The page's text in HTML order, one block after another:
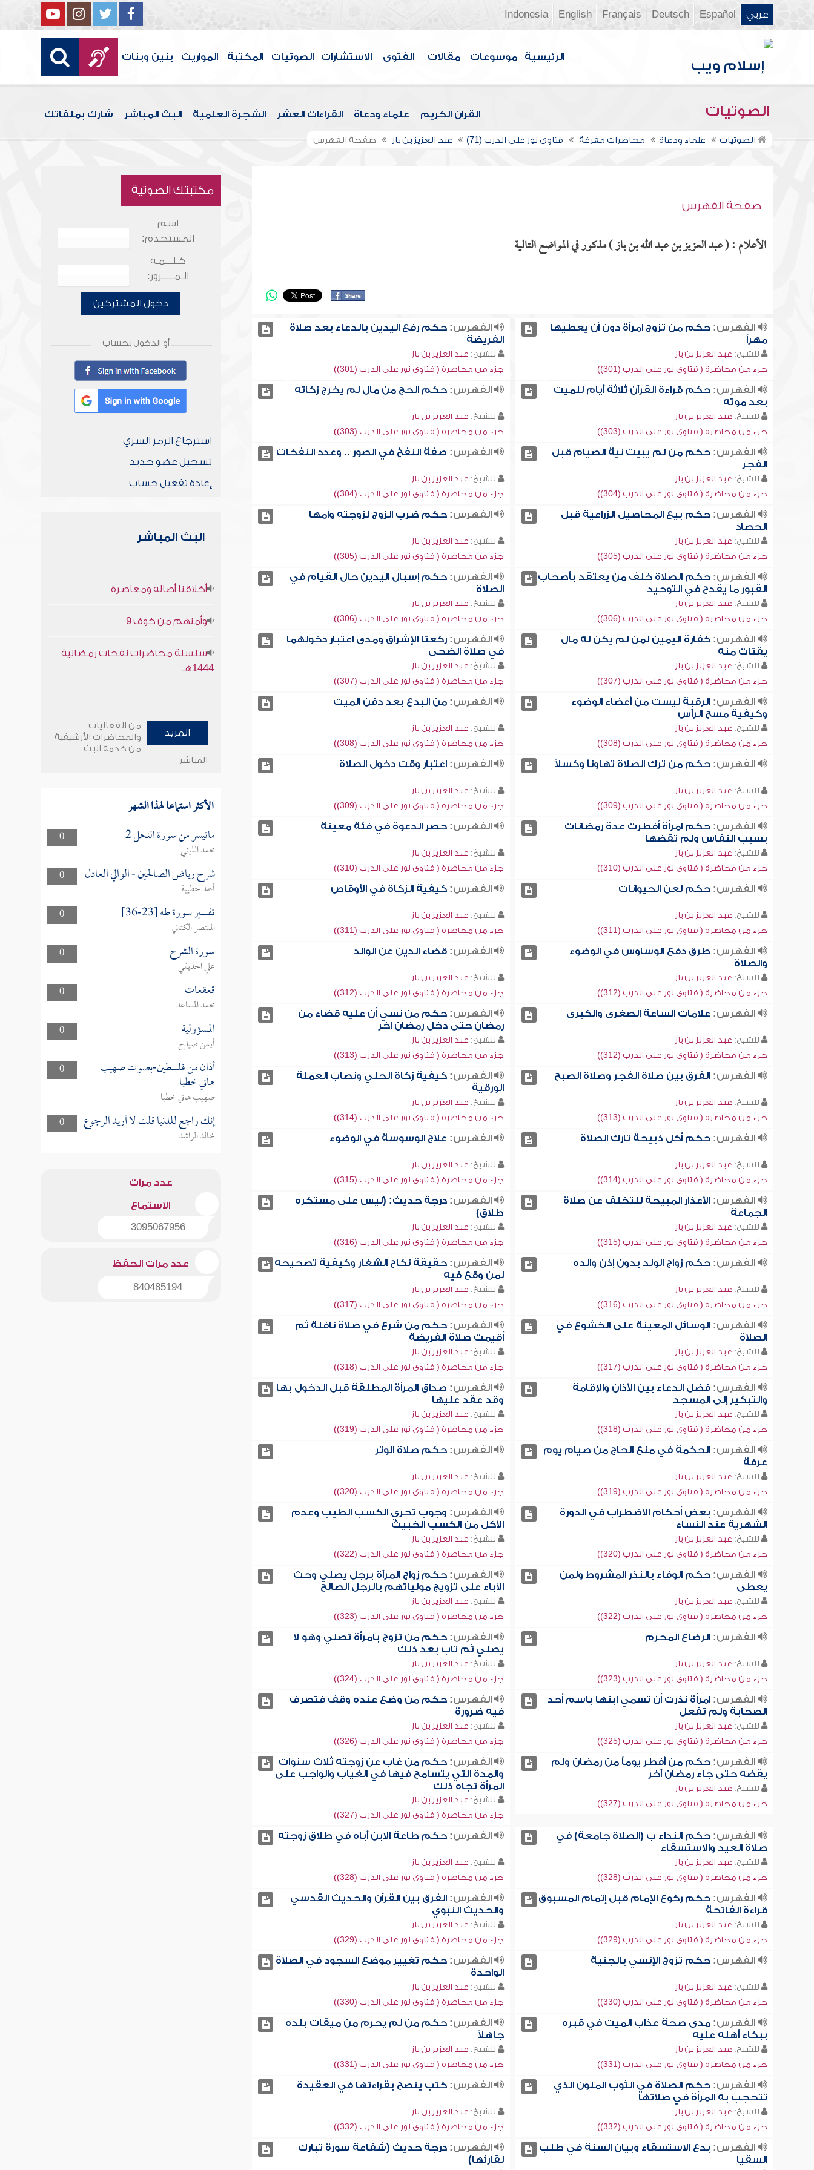
عربي Español
Deutsch
Français
English
Indonesia
الرئيسية موسوعات مقالات الفتوى الاستشارات الصوتيات المكتبة المواريث بنين وبنات
الصوتيات القرآن الكريم علماء ودعاة القراءات العشر الشجرة العلمية البث المباشر شارك بملفاتك
الصوتيات علماء ودعاة محاضرات مفرغة فتاوى نور على الدرب (71) عبد العزيز بن باز صفحة الفهرس
صفحة الفهرس
الأعلام : ( عبد العزيز بن عبد الله بن باز ) مذكور في المواضع التالية
الفهرس:حكم من تزوج امرأة دون أن يعطيها
مهراً
للشيخ: عبد العزيز بن باز
جزء من محاضرة ( فتاوى نور على الدرب (301))
الفهرس: حكم رفع اليدين بالدعاء بعد صلاة
الفريضة
للشيخ: عبد العزيز بن باز
جزء من محاضرة ( فتاوى نور على الدرب (301))
الفهرس:حكم قراءة القرآن ثلاثة أيام للميت
بعد موته
للشيخ: عبد العزيز بن باز
جزء من محاضرة ( فتاوى نور على الدرب (303))
الفهرس: حكم الحج من مال لم يخرج زكاته
للشيخ: عبد العزيز بن باز
جزء من محاضرة ( فتاوى نور على الدرب (303))
الفهرس:حكم من لم يبيت نية الصيام قبل
الفجر
للشيخ: عبد العزيز بن باز
جزء من محاضرة ( فتاوى نور على الدرب (304))
الفهرس: صفة النفخ في الصور .. وعدد النفخات
للشيخ: عبد العزيز بن باز
جزء من محاضرة ( فتاوى نور على الدرب (304))
الفهرس:حكم بيع المحاصيل الزراعية قبل
الحصاد
للشيخ: عبد العزيز بن باز
جزء من محاضرة ( فتاوى نور على الدرب (305))
الفهرس: حكم ضرب الزوج لزوجته وأمها
للشيخ: عبد العزيز بن باز
جزء من محاضرة ( فتاوى نور على الدرب (305))
الفهرس:حكم الصلاة خلف من يعتقد بأصحاب
القبور ما يقدح في التوحيد
للشيخ: عبد العزيز بن باز
جزء من محاضرة ( فتاوى نور على الدرب (306))
الفهرس: حكم إسبال اليدين حال القيام في
الصلاة
للشيخ: عبد العزيز بن باز
جزء من محاضرة ( فتاوى نور على الدرب (306))
الفهرس:كفارة اليمين لمن لم يكن له مال
يقتات منه
للشيخ: عبد العزيز بن باز
جزء من محاضرة ( فتاوى نور على الدرب (307))
الفهرس: ركعتا الإشراق ومدى اعتبار دخولهما
في صلاة الضحى
للشيخ: عبد العزيز بن باز
جزء من محاضرة ( فتاوى نور على الدرب (307))
الفهرس:الرقبة ليست من أعضاء الوضوء
وكيفية مسح الرأس
للشيخ: عبد العزيز بن باز
جزء من محاضرة ( فتاوى نور على الدرب (308))
الفهرس: من البدع بعد دفن الميت
للشيخ: عبد العزيز بن باز
جزء من محاضرة ( فتاوى نور على الدرب (308))
الفهرس:حكم من ترك الصلاة تهاوناً وكسلاً
للشيخ: عبد العزيز بن باز
جزء من محاضرة ( فتاوى نور على الدرب (309))
الفهرس: اعتبار وقت دخول الصلاة
للشيخ: عبد العزيز بن باز
جزء من محاضرة ( فتاوى نور على الدرب (309))
الفهرس:حكم امرأة أفطرت عدة رمضانات
بسبب النفاس ولم تقضها
للشيخ: عبد العزيز بن باز
جزء من محاضرة ( فتاوى نور على الدرب (310))
الفهرس: حصر الدعوة في فئة معينة
للشيخ: عبد العزيز بن باز
جزء من محاضرة ( فتاوى نور على الدرب (310))
الفهرس:حكم لعن الحيوانات
للشيخ: عبد العزيز بن باز
جزء من محاضرة ( فتاوى نور على الدرب (311))
الفهرس: كيفية الزكاة في الأوقاص
للشيخ: عبد العزيز بن باز
جزء من محاضرة ( فتاوى نور على الدرب (311))
الفهرس: طرق دفع الوساوس في الوضوء
والصلاة
للشيخ: عبد العزيز بن باز
جزء من محاضرة ( فتاوى نور على الدرب (312))
الفهرس: قضاء الدين عن الوالد
للشيخ: عبد العزيز بن باز
جزء من محاضرة ( فتاوى نور على الدرب (312))
الفهرس: علامات الساعة الصغرى والكبرى
للشيخ: عبد العزيز بن باز
جزء من محاضرة ( فتاوى نور على الدرب (312))
الفهرس: حكم من نسي أن عليه قضاء من
رمضان حتى دخل رمضان آخر
للشيخ: عبد العزيز بن باز
جزء من محاضرة ( فتاوى نور على الدرب (313))
الفهرس:الفرق بين صلاة الفجر وصلاة الصبح
للشيخ: عبد العزيز بن باز
جزء من محاضرة ( فتاوى نور على الدرب (313))
الفهرس: كيفية زكاة الحلي ونصاب العملة
الورقية
للشيخ: عبد العزيز بن باز
جزء من محاضرة ( فتاوى نور على الدرب (314))
الفهرس:حكم أكل ذبيحة تارك الصلاة
للشيخ: عبد العزيز بن باز
جزء من محاضرة ( فتاوى نور على الدرب (314))
الفهرس: علاج الوسوسة في الوضوء
للشيخ: عبد العزيز بن باز
جزء من محاضرة ( فتاوى نور على الدرب (315))
الفهرس:الأعذار المبيحة للتخلف عن صلاة
الجماعة
للشيخ: عبد العزيز بن باز
جزء من محاضرة ( فتاوى نور على الدرب (315))
الفهرس: درجة حديث: (ليس على مستكره
طلاق)
للشيخ: عبد العزيز بن باز
جزء من محاضرة ( فتاوى نور على الدرب (316))
الفهرس:حكم زواج الولد بدون إذن والده
للشيخ: عبد العزيز بن باز
جزء من محاضرة ( فتاوى نور على الدرب (316))
الفهرس: حقيقة نكاح الشغار وكيفية تصحيحه
لمن وقع فيه
للشيخ: عبد العزيز بن باز
جزء من محاضرة ( فتاوى نور على الدرب (317))
الفهرس:الوسائل المعينة على الخشوع في
الصلاة
للشيخ: عبد العزيز بن باز
جزء من محاضرة ( فتاوى نور على الدرب (317))
الفهرس: حكم من شرع في صلاة نافلة ثم
أقيمت صلاة الفريضة
للشيخ: عبد العزيز بن باز
جزء من محاضرة ( فتاوى نور على الدرب (318))
الفهرس:فضل الدعاء بين الأذان والإقامة
والتبكير إلى المسجد
للشيخ: عبد العزيز بن باز
جزء من محاضرة ( فتاوى نور على الدرب (318))
الفهرس: صداق المرأة المطلقة قبل الدخول بها
وقد عقد عليها
للشيخ: عبد العزيز بن باز
جزء من محاضرة ( فتاوى نور على الدرب (319))
الفهرس:الحكمة في منع الحاج من صيام يوم
عرفة
للشيخ: عبد العزيز بن باز
جزء من محاضرة ( فتاوى نور على الدرب (319))
الفهرس: حكم صلاة الوتر
للشيخ: عبد العزيز بن باز
جزء من محاضرة ( فتاوى نور على الدرب (320))
الفهرس: بعض أحكام الاضطراب في الدورة
الشهرية عند النساء
للشيخ: عبد العزيز بن باز
جزء من محاضرة ( فتاوى نور على الدرب (320))
الفهرس: وجوب تحري الكسب الطيب وعدم
الأكل من الكسب الخبيث
للشيخ: عبد العزيز بن باز
جزء من محاضرة ( فتاوى نور على الدرب (322))
الفهرس:حكم الوفاء بالنذر المشروط ولمن
يعطى
للشيخ: عبد العزيز بن باز
جزء من محاضرة ( فتاوى نور على الدرب (322))
الفهرس: حكم زواج المرأة برجل يصلي وحث
الآباء على تزويج مولياتهم بالرجل الصالح
للشيخ: عبد العزيز بن باز
جزء من محاضرة ( فتاوى نور على الدرب (323))
الفهرس:الرضاع المحرم
للشيخ: عبد العزيز بن باز
جزء من محاضرة ( فتاوى نور على الدرب (323))
الفهرس: حكم من تزوج بامرأة تصلي وهو لا
يصلي ثم تاب بعد ذلك
للشيخ: عبد العزيز بن باز
جزء من محاضرة ( فتاوى نور على الدرب (324))
الفهرس:امرأة نذرت أن تسمي ابنها باسم أحد
الصحابة ولم تفعل
للشيخ: عبد العزيز بن باز
جزء من محاضرة ( فتاوى نور على الدرب (325))
الفهرس: حكم من وضع عنده وقف فتصرف
فيه ضرورة
للشيخ: عبد العزيز بن باز
جزء من محاضرة ( فتاوى نور على الدرب (326))
الفهرس:حكم من أفطر يوماً من رمضان ولم
يقضه حتى جاء رمضان آخر
للشيخ: عبد العزيز بن باز
جزء من محاضرة ( فتاوى نور على الدرب (327))
الفهرس: حكم من غاب عن زوجته ثلاث سنوات
والمدة التي يتسامح فيها في الغياب والواجب على
المرأة تجاه ذلك
للشيخ: عبد العزيز بن باز
جزء من محاضرة ( فتاوى نور على الدرب (327))
الفهرس:حكم النداء ب (الصلاة جامعة) في
صلاة العيد والاستسقاء
للشيخ: عبد العزيز بن باز
جزء من محاضرة ( فتاوى نور على الدرب (328))
الفهرس: حكم طاعة الابن أباه في طلاق زوجته
للشيخ: عبد العزيز بن باز
جزء من محاضرة ( فتاوى نور على الدرب (328))
الفهرس:حكم ركوع الإمام قبل إتمام المسبوق
قراءة الفاتحة
للشيخ: عبد العزيز بن باز
جزء من محاضرة ( فتاوى نور على الدرب (329))
الفهرس: الفرق بين القرآن والحديث القدسي
والحديث النبوي
للشيخ: عبد العزيز بن باز
جزء من محاضرة ( فتاوى نور على الدرب (329))
الفهرس:حكم تزوج الإنسي بالجنية
للشيخ: عبد العزيز بن باز
جزء من محاضرة ( فتاوى نور على الدرب (330))
الفهرس: حكم تغيير موضع السجود في الصلاة
الواحدة
للشيخ: عبد العزيز بن باز
جزء من محاضرة ( فتاوى نور على الدرب (330))
الفهرس:مدى صحة عذاب الميت في قبره
ببكاء أهله عليه
للشيخ: عبد العزيز بن باز
جزء من محاضرة ( فتاوى نور على الدرب (331))
الفهرس: حكم من لم يحرم من ميقات بلده
جاهلاً
للشيخ: عبد العزيز بن باز
جزء من محاضرة ( فتاوى نور على الدرب (331))
الفهرس:حكم الصلاة في الثوب الملون الذي
تتحجب به المرأة في صلاتها
للشيخ: عبد العزيز بن باز
جزء من محاضرة ( فتاوى نور على الدرب (332))
الفهرس: كتب ينصح بقراءتها في العقيدة
للشيخ: عبد العزيز بن باز
جزء من محاضرة ( فتاوى نور على الدرب (332))
الفهرس: بدع الاستسقاء وبيان السنة في طلب
السقيا
الفهرس: درجة حديث (شفاعة سورة تبارك
لقارئها)
مكتبتك الصوتية
اسم
المستخدم:
كـلـــمـة
الـمـــــرور:
دخول المشتركين
أو الدخول بحساب
استرجاع الرمز السري
تسجيل عضو جديد
إعادة تفعيل حساب
البث المباشر
أخلاقنا أصالة ومعاصرة
وأمنهم من خوف 9
سلسلة محاضرات نفحات رمضانية
1444هـ
المزيد
من الفعاليات
والمحاضرات الأرشيفية
من خدمة البث
المباشر
الأكثر استماعا لهذا الشهر
0 ماتيسر من سورة النحل 2
محمد الليثي
0
شرح رياض الصالحين - الوالي العادل
أحمد حطيبة
0
تفسير سورة طه [23-36]
المنتصر الكتاني
0
سورة الشرح
علي الحذيفي
0
قعقعات
محمد المساعد
0
المسؤولية
أيمن صيدح
0
أذان من فلسطين-بصوت صهيب
هاني خطبا
صهيب هاني خطبا
0
إنك راجع للدنيا قلت لا أريد الرجوع
خالد الراشد
عدد مرات
الاستماع
3095067956
عدد مرات الحفظ
840485194